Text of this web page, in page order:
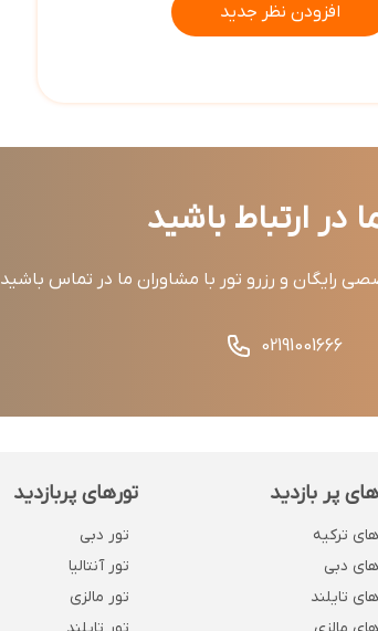
افزودن نظر جدید
در ارتباط باشید
رایگان و رزرو تور با مشاوران ما در تماس باشید
02191001666
پر بازدید
ترکیه
دبی
تایلند
تورهای پربازدید
تور دبی
تور آنتالیا
تور مالزی